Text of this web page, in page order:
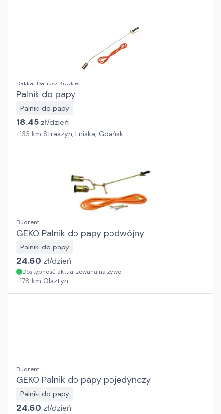
Dakkar Dariusz Kowkiel
Palnik do papy
Palniki do papy
18.45 zł/dzień
+133 km Straszyn, Lniska, Gdańsk
Budrent
GEKO Palnik do papy podwójny
Palniki do papy
24.60 zł/dzień
Dostępność aktualizowana na żywo
+178 km Olsztyn
Budrent
GEKO Palnik do papy pojedynczy
Palniki do papy
24.60 zł/dzień